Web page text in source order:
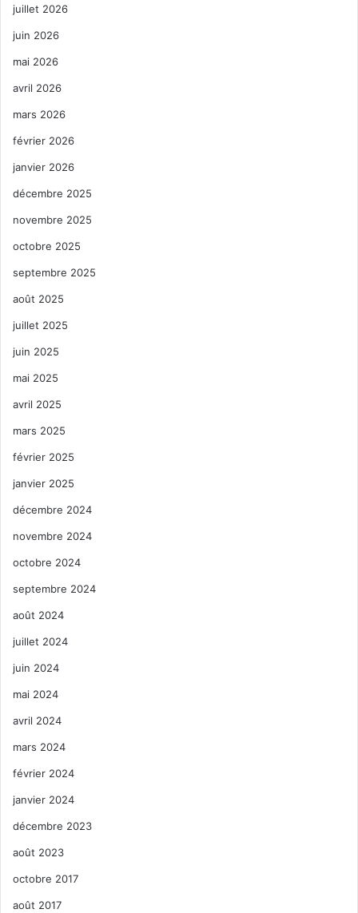
juillet 2026
juin 2026
mai 2026
avril 2026
mars 2026
février 2026
janvier 2026
décembre 2025
novembre 2025
octobre 2025
septembre 2025
août 2025
juillet 2025
juin 2025
mai 2025
avril 2025
mars 2025
février 2025
janvier 2025
décembre 2024
novembre 2024
octobre 2024
septembre 2024
août 2024
juillet 2024
juin 2024
mai 2024
avril 2024
mars 2024
février 2024
janvier 2024
décembre 2023
août 2023
octobre 2017
août 2017